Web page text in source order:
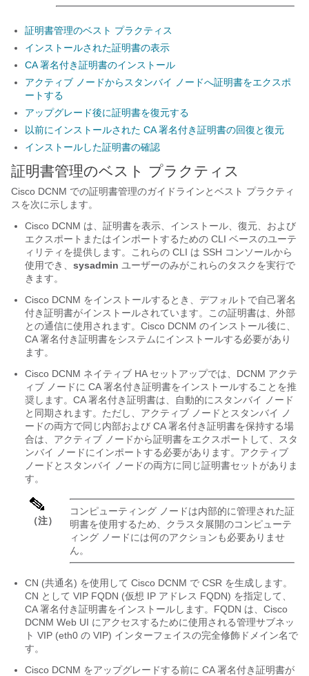
証明書管理のベスト プラクティス
インストールされた証明書の表示
CA 署名付き証明書のインストール
アクティブ ノードからスタンバイ ノードへ証明書をエクスポ
ートする
アップグレード後に証明書を復元する
以前にインストールされた CA 署名付き証明書の回復と復元
インストールした証明書の確認
証明書管理のベスト プラクティス
Cisco DCNM での証明書管理のガイドラインとベスト プラクティ
スを次に示します。
Cisco DCNM は、証明書を表示、インストール、復元、および
エクスポートまたはインポートするための CLI ベースのユーテ
ィリティを提供します。これらの CLI は SSH コンソールから
使用でき、 sysadmin ユーザーのみがこれらのタスクを実行で
きます。
Cisco DCNM をインストールするとき、デフォルトで自己署名
付き証明書がインストールされています。この証明書は、外部
との通信に使用されます。Cisco DCNM のインストール後に、
CA 署名付き証明書をシステムにインストールする必要があり
ます。
Cisco DCNM ネイティブ HA セットアップでは、DCNM アクテ
ィブ ノードに CA 署名付き証明書をインストールすることを推
奨します。CA 署名付き証明書は、自動的にスタンバイ ノード
と同期されます。ただし、アクティブ ノードとスタンバイ ノ
ードの両方で同じ内部および CA 署名付き証明書を保持する場
合は、アクティブ ノードから証明書をエクスポートして、スタ
ンバイ ノードにインポートする必要があります。アクティブ
ノードとスタンバイ ノードの両方に同じ証明書セットがありま
す。
（注）
コンピューティング ノードは内部的に管理された証
明書を使用するため、クラスタ展開のコンピューテ
ィング ノードには何のアクションも必要ありませ
ん。
CN (共通名) を使用して Cisco DCNM で CSR を生成します。
CN として VIP FQDN (仮想 IP アドレス FQDN) を指定して、
CA 署名付き証明書をインストールします。FQDN は、Cisco
DCNM Web UI にアクセスするために使用される管理サブネッ
ト VIP (eth0 の VIP) インターフェイスの完全修飾ドメイン名で
す。
Cisco DCNM をアップグレードする前に CA 署名付き証明書が